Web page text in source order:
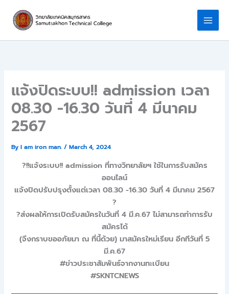
content
แจ้งปิดระบบ!! admission เวลา
08.30 -16.30 วันที่ 4 มีนาคม
2567
ByI am iron man./March 4, 2024
?!!แจ้งระบบ!! admission ที่ทางวิทยาลัยฯ ใช้ในการรับสมัคร
ออนไลน์
แจ้งปิดปรับปรุงตั้งแต่เวลา 08.30 -16.30 วันที่ 4 มีนาคม 2567
?
?ส่งผลให้การเปิดรับสมัครในวันที่ 4 มี.ค.67 ไม่สามารถทำการรับ
สมัครได้
(จึงกราบขออภัยมา ณ ที่นี้ด้วย) มาสมัครใหม่เรียน อีกทีวันที่ 5
มี.ค.67
#ข่าวประชาสัมพันธ์จากงานทะเบียน
#SKNTCNEWS